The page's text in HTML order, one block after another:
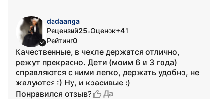
dadaanga
Рецензий25•Оценок+41
Рейтинг0
Качественные, в чехле держатся отлично,
режут прекрасно. Дети (моим 6 и 3 года)
справляются с ними легко, держать удобно, не
жалуются :) Ну, и красивые :)
Понравился отзыв?
Да